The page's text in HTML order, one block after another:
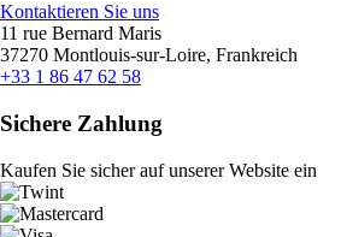
Kontaktieren Sie uns
11 rue Bernard Maris
37270 Montlouis-sur-Loire, Frankreich
+33 1 86 47 62 58
Sichere Zahlung
Kaufen Sie sicher auf unserer Website ein